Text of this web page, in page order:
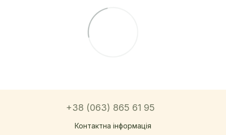
+38 (063) 865 61 95
Контактна інформація